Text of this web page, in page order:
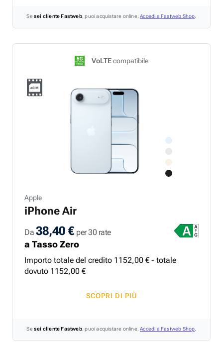
Sesei cliente Fastweb, puoi acquistare online.Accedi a Fastweb Shop
VoLTEcompatibile
Apple
iPhone Air
Da 38,40 €per 30 rate
a Tasso Zero
Importo totale del credito 1152,00 € - totale
dovuto 1152,00 €
SCOPRI DI PIÙ
Sesei cliente Fastweb, puoi acquistare online.Accedi a Fastweb Shop